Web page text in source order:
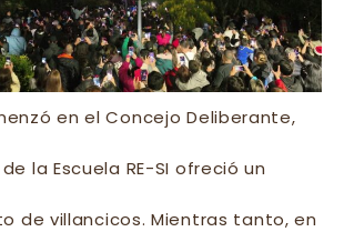
en el Concejo Deliberante,
la Escuela RE-SI ofreció un
de villancicos. Mientras tanto, en